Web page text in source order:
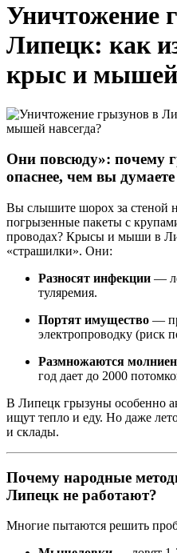
Уничтожение
Липецк: как
крыс и мышей
Они повсюду»: почему
опаснее, чем вы думаете
Вы слышите шорох за стеной
погрызенные пакеты с
проводах? Крысы и мыши в
«страшилки». Они:
Разносят инфекции —
туляремия.
Портят имущество —
электропроводку (риск
Размножаются
год дает до 2000
В Липецк грызуны особенно
ищут тепло и еду. Но даже
и склады.
Почему народные
Липецк не работают?
Многие пытаются решить